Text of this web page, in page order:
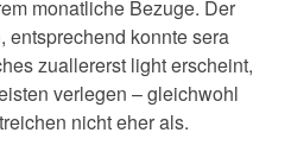
monatliche Bezuge. Der
entsprechend konnte sera
zuallererst light erscheint,
verlegen – gleichwohl
nicht eher als.